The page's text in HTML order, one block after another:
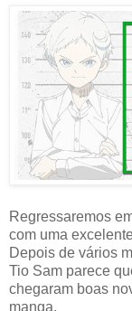
Regressaremos
com uma
Depois de vários
Tio Sam parece
chegaram boas
manga.